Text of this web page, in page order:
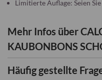
Limitierte Auflage: Seien
Mehr Infos über
KAUBONBONS
Häufig gestellte